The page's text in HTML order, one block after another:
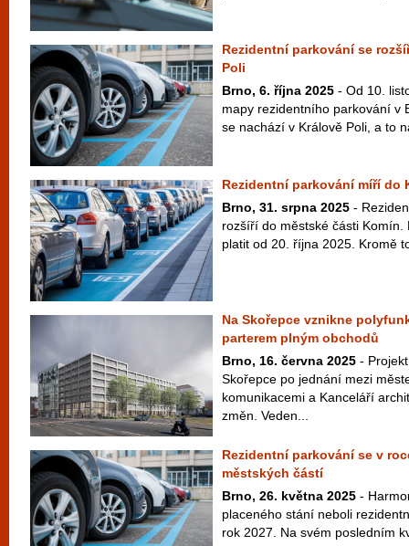
Rezidentní parkování se
Poli
Brno, 6. října 2025 - Od 10.
mapy rezidentního parkování v
se nachází v Králově Poli, a to
Rezidentní parkování míří do
Brno, 31. srpna 2025 -
rozšíří do městské části Komín.
platit od 20. října 2025. Kromě
Na Skořepce vznikne
parterem plným obchodů
Brno, 16. června 2025 -
Skořepce po jednání mezi
komunikacemi a Kanceláří
změn. Veden...
Rezidentní parkování se v
městských částí
Brno, 26. května 2025 -
placeného stání neboli
rok 2027. Na svém posledním